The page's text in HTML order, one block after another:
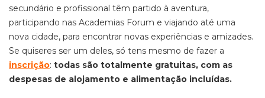
secundário e profissional têm partido à aventura,
participando nas Academias Forum e viajando até uma
nova cidade, para encontrar novas experiências e amizades.
Se quiseres ser um deles, só tens mesmo de fazer a
inscrição: todas são totalmente gratuitas, com as
despesas de alojamento e alimentação incluídas.